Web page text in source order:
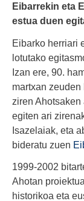
Eibarrekin eta
estua duen
Eibarko herriari
lotutako
Izan ere, 90.
martxan
ziren
egiten ari
Isazelaiak, eta
bideratu zuen
1999-2002
Ahotan
historikoa eta